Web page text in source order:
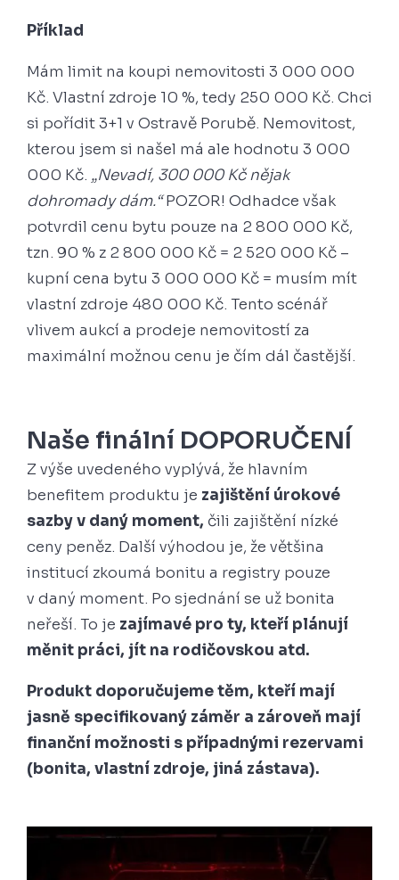
Příklad
Mám limit na koupi nemovitosti 3 000 000
Kč. Vlastní zdroje 10 %, tedy 250 000 Kč. Chci
si pořídit 3+1 v Ostravě Porubě. Nemovitost,
kterou jsem si našel má ale hodnotu 3 000
000 Kč. „Nevadí, 300 000 Kč nějak
dohromady dám.“POZOR! Odhadce však
potvrdil cenu bytu pouze na 2 800 000 Kč,
tzn. 90 % z 2 800 000 Kč = 2 520 000 Kč –
kupní cena bytu 3 000 000 Kč = musím mít
vlastní zdroje 480 000 Kč. Tento scénář
vlivem aukcí a prodeje nemovitostí za
maximální možnou cenu je čím dál častější.
Naše finální DOPORUČENÍ
Z výše uvedeného vyplývá, že hlavním
benefitem produktu je zajištění úrokové
sazby v daný moment, čili zajištění nízké
ceny peněz. Další výhodou je, že většina
institucí zkoumá bonitu a registry pouze
v daný moment. Po sjednání se už bonita
neřeší. To je zajímavé pro ty, kteří plánují
měnit práci, jít na rodičovskou atd.
Produkt doporučujeme těm, kteří mají
jasně specifikovaný záměr a zároveň mají
finanční možnosti s případnými rezervami
(bonita, vlastní zdroje, jiná zástava).